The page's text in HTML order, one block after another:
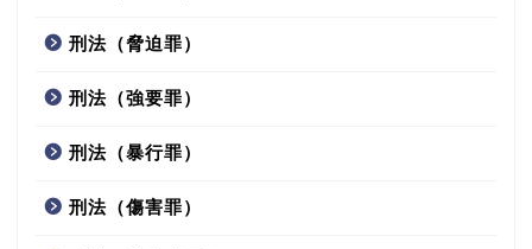
刑法（脅迫罪）
刑法（強要罪）
刑法（暴行罪）
刑法（傷害罪）